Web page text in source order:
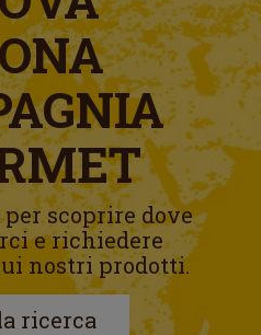
scoprire dove
e richiedere
nostri prodotti.
ricerca